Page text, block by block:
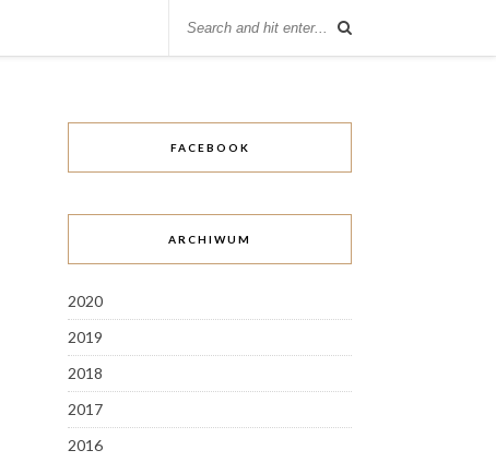
FACEBOOK
ARCHIWUM
2020
2019
2018
2017
2016